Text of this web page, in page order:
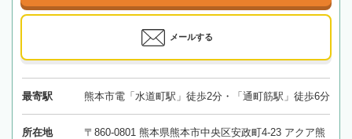
メールする
最寄駅 熊本市電「水道町駅」徒歩2分・「通町筋駅」徒歩6分
所在地
〒860-0801 熊本県熊本市中央区安政町4-23 アクア熊